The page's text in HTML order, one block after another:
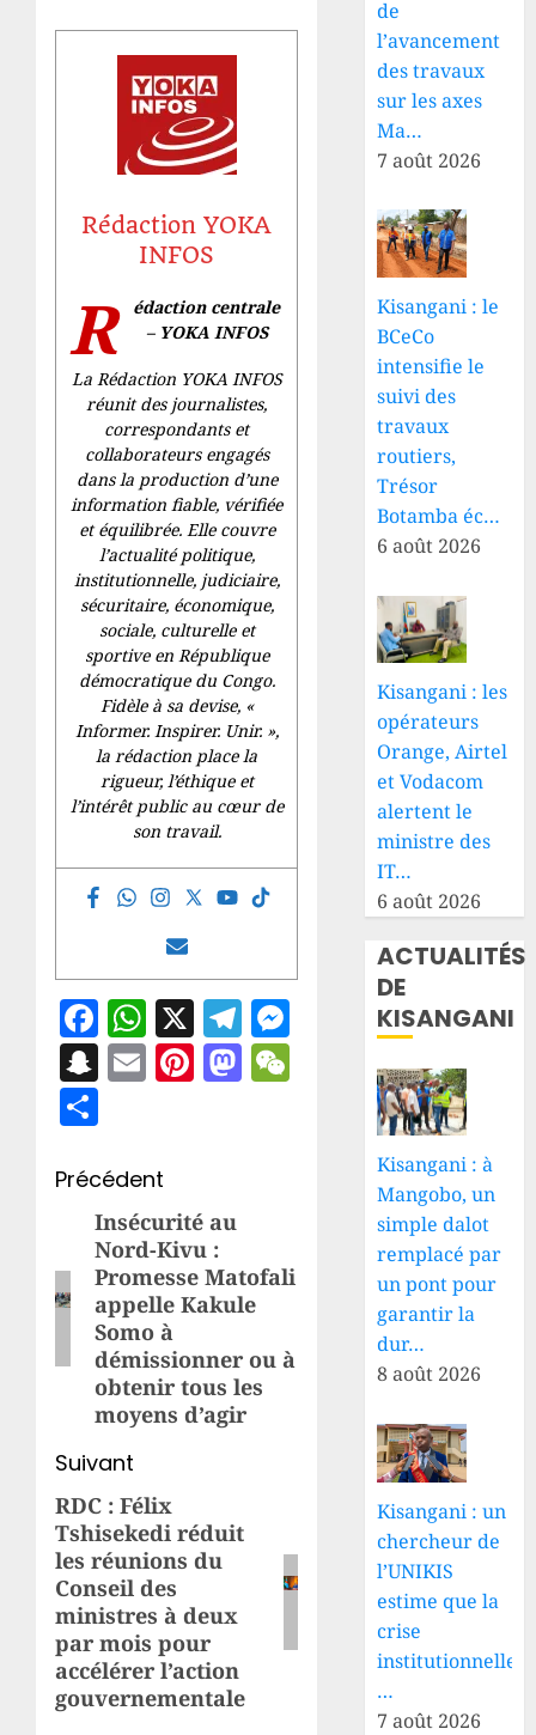
Rédaction YOKA
INFOS
R
édaction centrale
– YOKA INFOS
La Rédaction YOKA INFOS
réunit des journalistes,
correspondants et
collaborateurs engagés
dans la production d’une
information fiable, vérifiée
et équilibrée. Elle couvre
l’actualité politique,
institutionnelle, judiciaire,
sécuritaire, économique,
sociale, culturelle et
sportive en République
démocratique du Congo.
Fidèle à sa devise, «
Informer. Inspirer. Unir.»,
la rédaction place la
rigueur, l’éthique et
l’intérêt public au cœur de
son travail.
Facebook
WhatsApp
X Telegram
Messenger
Snapchat
EmailPinterest
Mastodon
WeChat
Navigation
d’article
Précédent
Article
précédent:
Insécurité au
Nord-Kivu :
Promesse Matofali
appelle Kakule
Somo à
démissionner ou à
obtenir tous les
moyens d’agir
Suivant
Article
suivant:
RDC : Félix
Tshisekedi réduit
les réunions du
Conseil des
ministres à deux
par mois pour
accélérer l’action
gouvernementale
de
l’avancement
des travaux
sur les axes
Ma…
7 août 2026
Kisangani : le
BCeCo
intensifie le
suivi des
travaux
routiers,
Trésor
Botamba éc…
6 août 2026
Kisangani : les
opérateurs
Orange, Airtel
et Vodacom
alertent le
ministre des
IT…
6 août 2026
ACTUALITÉS
DE
KISANGANI
Kisangani : à
Mangobo, un
simple dalot
remplacé par
un pont pour
garantir la
dur…
8 août 2026
Kisangani : un
chercheur de
l’UNIKIS
estime que la
crise
institutionnelle
…
7 août 2026